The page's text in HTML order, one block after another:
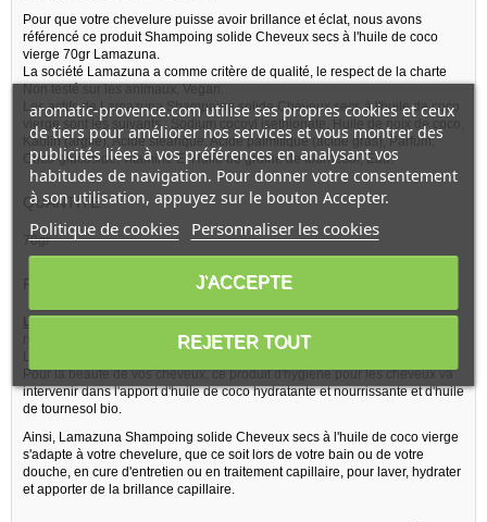
Pour que votre chevelure puisse avoir brillance et éclat, nous avons
référencé ce produit Shampoing solide Cheveux secs à l'huile de coco
vierge 70gr Lamazuna.
La société Lamazuna a comme critère de qualité, le respect de la charte
Non testé sur les animaux, Vegan.
Les actifs de Lamazuna Shampoing solide Cheveux secs à l'huile de coco
vierge sont les suivants : Sodium cocoyl isethionate, Huile de noix de coco,
Kaolin (argile), Acide stéarique, Acide palmitique (acide gras), Parfum,
Coco-glucoside, vitamine E, Huile de graine de tournesol, Eau.
QUANTITE :
70gr
PRESENTATION DE LA MARQUELAMAZUNA
Les Plus de Lamazuna :Des actifs naturels végétaux, ou des actifs
naturels, une conception de bien-être unique font que les produits
Lamazuna sont à la pointe de l'hygiène capillaire bio.
Pour la beauté de vos cheveux, ce produit d'hygiène pour les cheveux va
intervenir dans l'apport d'huile de coco hydratante et nourrissante et d'huile
de tournesol bio.
Ainsi, Lamazuna Shampoing solide Cheveux secs à l'huile de coco vierge
s'adapte à votre chevelure, que ce soit lors de votre bain ou de votre
douche, en cure d'entretien ou en traitement capillaire, pour laver, hydrater
et apporter de la brillance capillaire.
aromatic-provence.com utilise ses propres cookies et ceux
de tiers pour améliorer nos services et vous montrer des
publicités liées à vos préférences en analysant vos
habitudes de navigation. Pour donner votre consentement
à son utilisation, appuyez sur le bouton Accepter.
Politique de cookies Personnaliser les cookies
REJETER TOUT
J'ACCEPTE